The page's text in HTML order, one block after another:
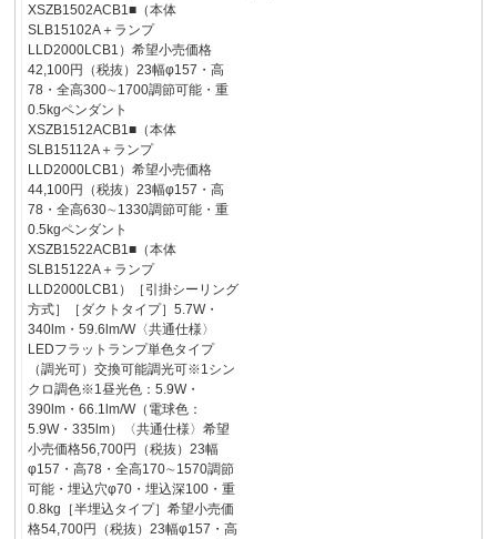
XSZB1502ACB1■（本体
SLB15102A＋ランプ
LLD2000LCB1）希望小売価格
42,100円（税抜）23幅φ157・高
78・全高300∼1700調節可能・重
0.5kgペンダント
XSZB1512ACB1■（本体
SLB15112A＋ランプ
LLD2000LCB1）希望小売価格
44,100円（税抜）23幅φ157・高
78・全高630∼1330調節可能・重
0.5kgペンダント
XSZB1522ACB1■（本体
SLB15122A＋ランプ
LLD2000LCB1）［引掛シーリング
方式］［ダクトタイプ］5.7W・
340lm・59.6lm/W〈共通仕様〉
LEDフラットランプ単色タイプ
（調光可）交換可能調光可※1シン
クロ調色※1昼光色：5.9W・
390lm・66.1lm/W（電球色：
5.9W・335lm）〈共通仕様〉希望
小売価格56,700円（税抜）23幅
φ157・高78・全高170∼1570調節
可能・埋込穴φ70・埋込深100・重
0.8kg［半埋込タイプ］希望小売価
格54,700円（税抜）23幅φ157・高